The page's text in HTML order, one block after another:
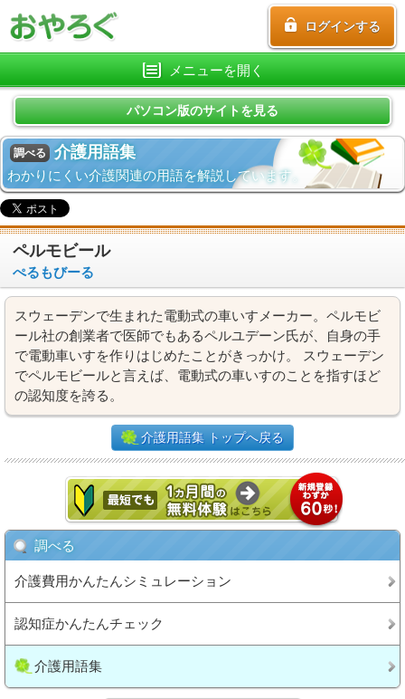
ログインする
メニューを開く
パソコン版のサイトを見る
調べる 介護用語集
わかりにくい介護関連の用語を解説しています。
ペルモビール
ぺるもびーる
スウェーデンで生まれた電動式の車いすメーカー。ペルモビ
ール社の創業者で医師でもあるペルユデーン氏が、自身の手
で電動車いすを作りはじめたことがきっかけ。 スウェーデン
でペルモビールと言えば、電動式の車いすのことを指すほど
の認知度を誇る。
介護用語集 トップへ戻る
調べる
介護費用かんたんシミュレーション
認知症かんたんチェック
介護用語集